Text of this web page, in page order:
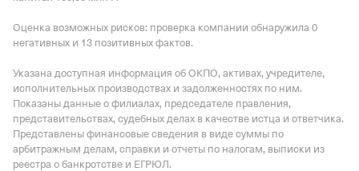
Оценка возможных рисков: проверка компании обнаружила 0
негативных и 13 позитивных фактов.
Указана доступная информация об ОКПО, активах, учредителе,
исполнительных производствах и задолженностях по ним.
Показаны данные о филиалах, председателе правления,
представительствах, судебных делах в качестве истца и ответчика.
Представлены финансовые сведения в виде суммы по
арбитражным делам, справки и отчеты по налогам, выписки из
реестра о банкротстве и ЕГРЮЛ.